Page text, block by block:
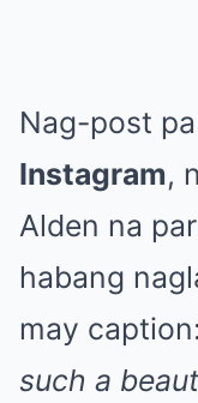
Nag-post
Instagram,
Alden na
habang
may caption:
such a